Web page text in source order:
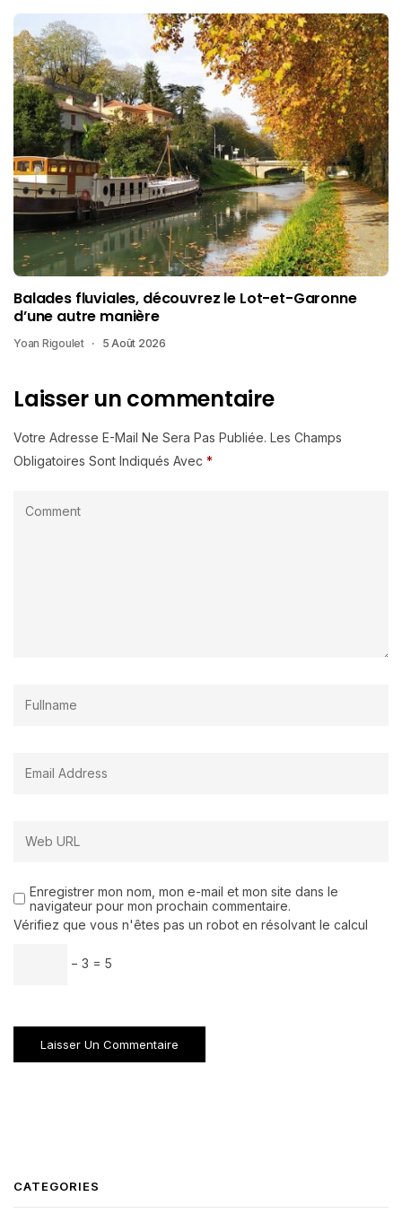
Balades fluviales, découvrez le Lot-et-Garonne
d’une autre manière
Yoan Rigoulet 5 Août 2026
Laisser un commentaire
Votre Adresse E-Mail Ne Sera Pas Publiée. Les Champs
Obligatoires Sont Indiqués Avec *
Enregistrer mon nom, mon e-mail et mon site dans le
navigateur pour mon prochain commentaire.
Vérifiez que vous n'êtes pas un robot en résolvant le calcul
− 3 = 5
CATEGORIES